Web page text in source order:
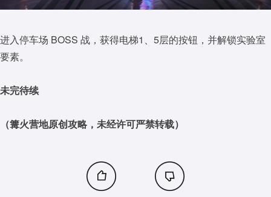
进入停车场 BOSS 战，获得电梯1、5层的按钮，并解锁实验室
要素。
未完待续
（篝火营地原创攻略，未经许可严禁转载）